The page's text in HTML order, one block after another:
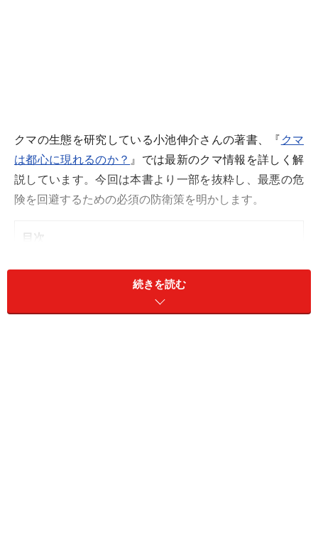
クマの生態を研究している小池伸介さんの著書、『 クマ
は都心に現れるのか？ 』では最新のクマ情報を詳しく解
説しています。今回は本書より一部を抜粋し、最悪の危
険を回避するための必須の防衛策を明かします。
目次
東京の庭でビワを食べるクマに遭遇
生ゴミはクマにとって栄養価が高く魅力的
続きを読む